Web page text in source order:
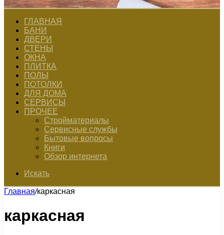
ГЛАВНАЯ
БАНИ
ДВЕРИ
СТЕНЫ
ОКНА
ПЛИТКА
ПОЛЫ
ПОТОЛКИ
ДЛЯ ДОМА
СЕРВИСЫ
ПРОЧЕЕ
Стройматериалы
Сервисные службы
Бытовые вопросы
Книги
Обзор интернета
Искать
Главная/каркасная
каркасная